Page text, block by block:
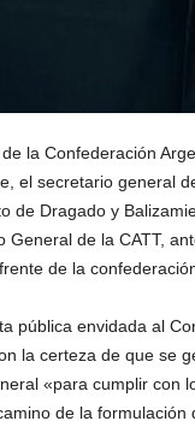
la Confederación
el secretario general
de Dragado y
de la CATT,
de la
pública envidada al
la certeza de que se
«para cumplir con
de la formulación